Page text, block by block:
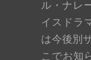
ル・ナレ
イスドラ
は今後別
こでお知